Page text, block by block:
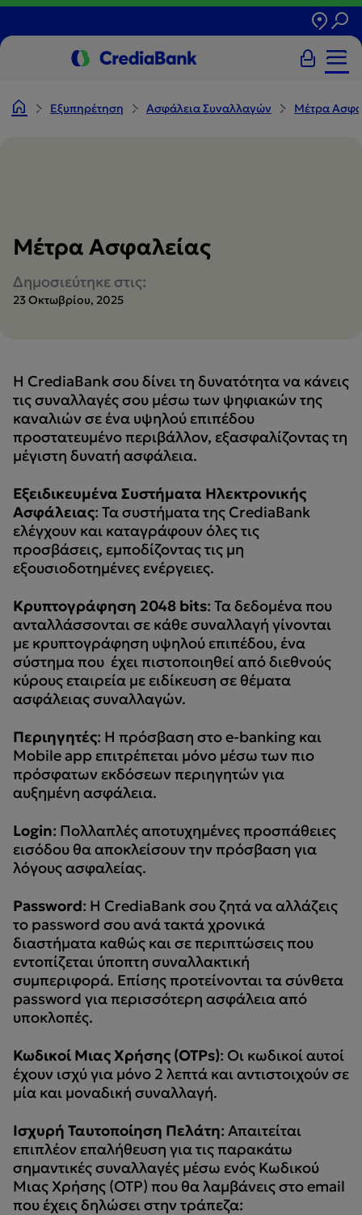
Εξυπηρέτηση Ασφάλεια Συναλλαγών Μέτρα
Μέτρα Ασφαλείας
Δημοσιεύτηκε στις:
23 Οκτωβρίου, 2025
Η CrediaBank σου δίνει τη δυνατότητα να κάνεις
τις συναλλαγές σου μέσω των ψηφιακών της
καναλιών σε ένα υψηλού επιπέδου
προστατευμένο περιβάλλον, εξασφαλίζοντας τη
μέγιστη δυνατή ασφάλεια.
Εξειδικευμένα Συστήματα Ηλεκτρονικής
Ασφάλειας: Τα συστήματα της CrediaBank
ελέγχουν και καταγράφουν όλες τις
προσβάσεις, εμποδίζοντας τις μη
εξουσιοδοτημένες ενέργειες.
Κρυπτογράφηση 2048 bits: Τα δεδομένα που
ανταλλάσσονται σε κάθε συναλλαγή γίνονται
με κρυπτογράφηση υψηλού επιπέδου, ένα
σύστημα που έχει πιστοποιηθεί από διεθνούς
κύρους εταιρεία με ειδίκευση σε θέματα
ασφάλειας συναλλαγών.
Περιηγητές: Η πρόσβαση στο e-banking και
Mobile app επιτρέπεται μόνο μέσω των πιο
πρόσφατων εκδόσεων περιηγητών για
αυξημένη ασφάλεια.
Login: Πολλαπλές αποτυχημένες προσπάθειες
εισόδου θα αποκλείσουν την πρόσβαση για
λόγους ασφαλείας.
Password: Η CrediaBank σου ζητά να αλλάζεις
το password σου ανά τακτά χρονικά
διαστήματα καθώς και σε περιπτώσεις που
εντοπίζεται ύποπτη συναλλακτική
συμπεριφορά. Επίσης προτείνονται τα σύνθετα
password για περισσότερη ασφάλεια από
υποκλοπές.
Κωδικοί Μιας Χρήσης (OTPs): Οι κωδικοί αυτοί
έχουν ισχύ για μόνο 2 λεπτά και αντιστοιχούν σε
μία και μοναδική συναλλαγή.
Ισχυρή Ταυτοποίηση Πελάτη: Απαιτείται
επιπλέον επαλήθευση για τις παρακάτω
σημαντικές συναλλαγές μέσω ενός Κωδικού
Μιας Χρήσης (OTP) που θα λαμβάνεις στο email
που έχεις δηλώσει στην τράπεζα: